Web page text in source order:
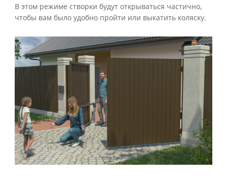
В этом режиме створки будут открываться частично,
чтобы вам было удобно пройти или выкатить коляску.